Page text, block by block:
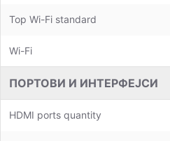
Top Wi-Fi standard
Wi-Fi
ПОРТОВИ И ИНТЕРФЕЈСИ
HDMI ports quantity